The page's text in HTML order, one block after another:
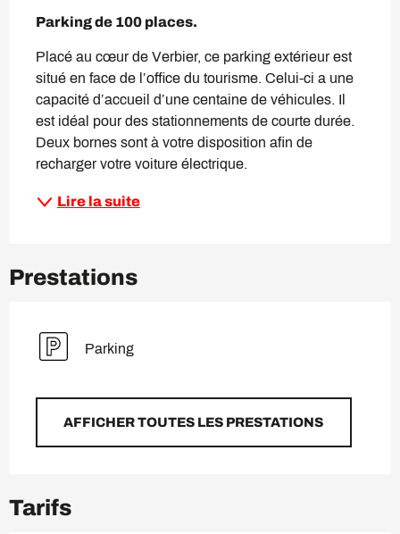
Parking de 100 places.
Placé au cœur de Verbier, ce parking extérieur est
situé en face de l’office du tourisme. Celui-ci a une
capacité d’accueil d’une centaine de véhicules. Il
est idéal pour des stationnements de courte durée.
Deux bornes sont à votre disposition afin de
recharger votre voiture électrique.
Lire la suite
Prestations
Parking
AFFICHER TOUTES LES PRESTATIONS
Tarifs